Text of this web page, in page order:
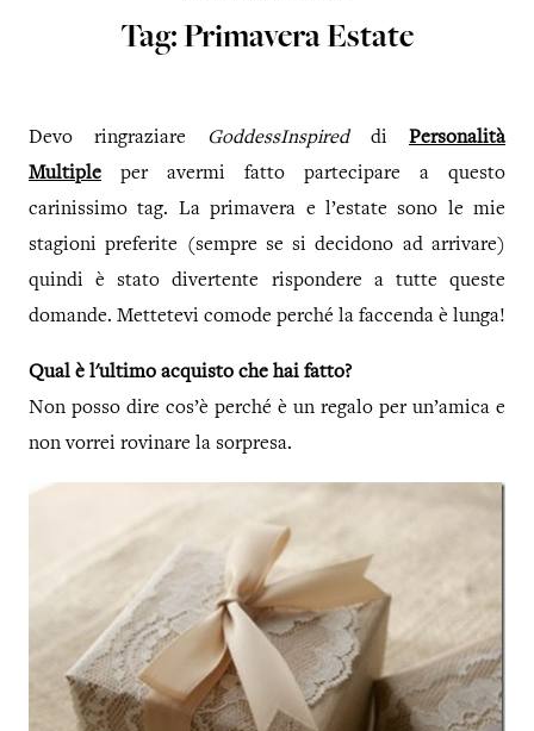
Tag: Primavera Estate
Devo ringraziare GoddessInspired di Personalità
Multiple per avermi fatto partecipare a questo
carinissimo tag. La primavera e l’estate sono le mie
stagioni preferite (sempre se si decidono ad arrivare)
quindi è stato divertente rispondere a tutte queste
domande. Mettetevi comode perché la faccenda è lunga!
Qual è l'ultimo acquisto che hai fatto?
Non posso dire cos’è perché è un regalo per un’amica e
non vorrei rovinare la sorpresa.